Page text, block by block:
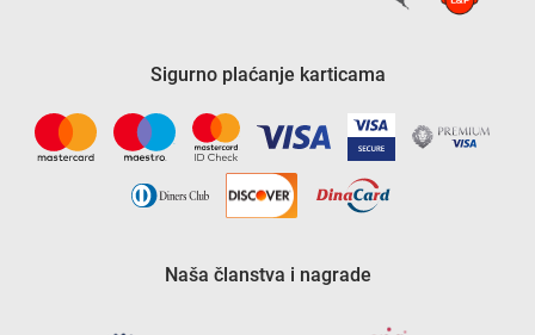
Sigurno plaćanje karticama
Naša članstva i nagrade